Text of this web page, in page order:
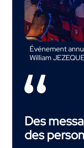
Événement
William
Des
des